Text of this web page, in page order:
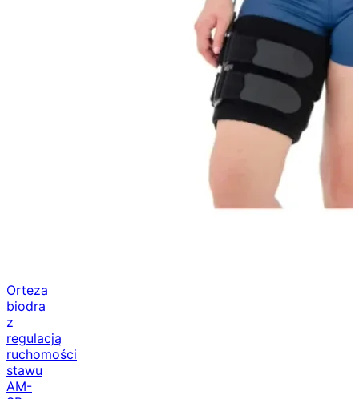
Orteza
biodra
z
regulacją
ruchomości
stawu